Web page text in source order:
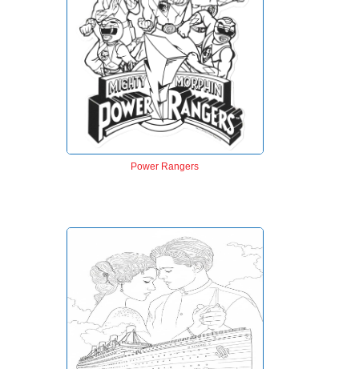
Power Rangers